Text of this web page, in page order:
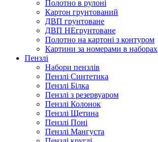
Полотно в рулоні
Картон грунтований
ДВП грунтоване
ДВП НЕгрунтоване
Полотно на картоні з контуром
Картини за номерами в наборах
Пензлі
Набори пензлів
Пензлі Синтетика
Пензлі Білка
Пензлі з резервуаром
Пензлі Колонок
Пензлі Щетина
Пензлі Поні
Пензлі Мангуста